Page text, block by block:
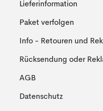
Lieferinformation
Paket verfolgen
Info - Retouren und
Rücksendung oder
AGB
Datenschutz